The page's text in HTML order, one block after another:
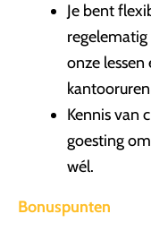
Je bent
onze
Kennis van
goesting
wél.
Bonuspunten